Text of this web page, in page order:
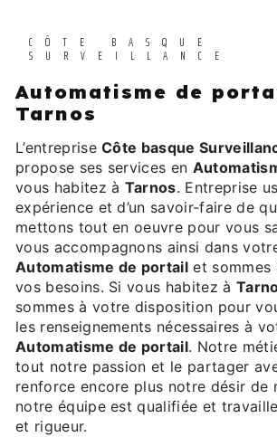
CÔTE BASQUE
SURVEILLANCE
Automatisme de
Tarnos
L’entrepriseCôte basque
propose ses services en
vous habitez à Tarnos. Entreprise
expérience et d’un savoir-faire de
mettons tout en oeuvre pour vous
vous accompagnons ainsi dans
Automatisme de portail et sommes
vos besoins. Si vous habitez à
sommes à votre disposition pour
les renseignements nécessaires à
Automatisme de portail. Notre
tout notre passion et le partager
renforce encore plus notre désir de
notre équipe est qualifiée et
et rigueur.